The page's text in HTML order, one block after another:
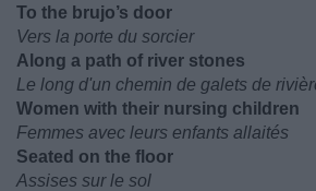
To the brujo’s door
Vers la porte du sorcier
Along a path of river stones
Le long d'un chemin de galets de
Women with their nursing children
Femmes avec leurs enfants allaités
Seated on the floor
Assises sur le sol